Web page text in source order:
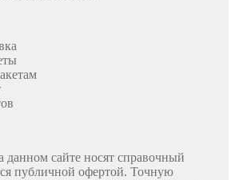
сайте носят справочный
публичной офертой. Точную